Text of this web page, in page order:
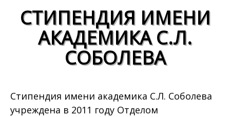
СТИПЕНДИЯ ИМЕНИ
АКАДЕМИКА С.Л.
СОБОЛЕВА
Стипендия имени академика С.Л. Соболева
учреждена в 2011 году Отделом